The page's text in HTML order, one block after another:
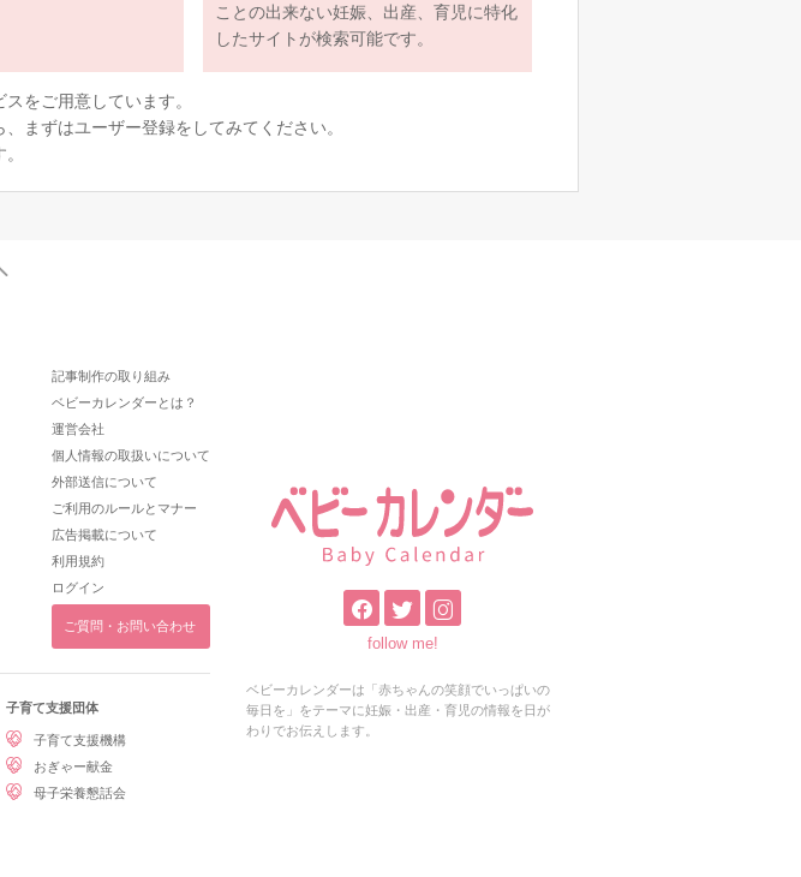
ことの出来ない妊娠、出産、育児に特化
したサイトが検索可能です。
をご用意しています。
まずはユーザー登録をしてみてください。
記事制作の取り組み
ベビーカレンダーとは？
運営会社
個人情報の取扱いについて
外部送信について
ご利用のルールとマナー
広告掲載について
利用規約
ログイン
ご質問・お問い合わせ
子育て支援団体
子育て支援機構
おぎゃー献金
母子栄養懇話会
follow me!
ベビーカレンダーは「赤ちゃんの笑顔でいっぱいの
毎日を」をテーマに妊娠・出産・育児の情報を日が
わりでお伝えします。